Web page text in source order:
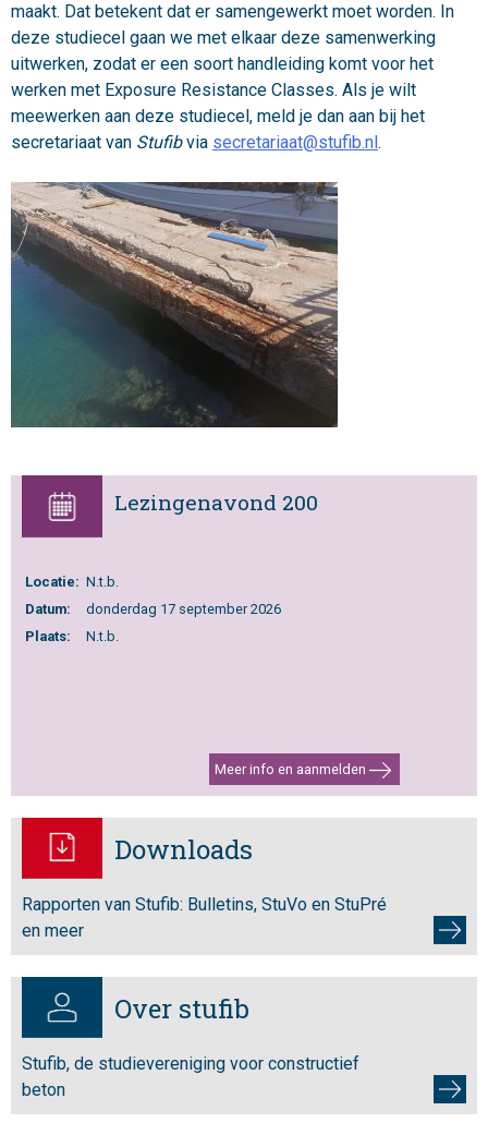
maakt. Dat betekent dat er samengewerkt moet worden. In
deze studiecel gaan we met elkaar deze samenwerking
uitwerken, zodat er een soort handleiding komt voor het
werken met Exposure Resistance Classes. Als je wilt
meewerken aan deze studiecel, meld je dan aan bij het
secretariaat van Stufibvia secretariaat@stufib.nl .
Lezingenavond 200
Locatie: N.t.b.
Datum:
donderdag 17 september 2026
Plaats:
N.t.b.
Meer info en aanmelden
Downloads
Rapporten van Stufib: Bulletins, StuVo en StuPré
en meer
Over stufib
Stufib, de studievereniging voor constructief
beton